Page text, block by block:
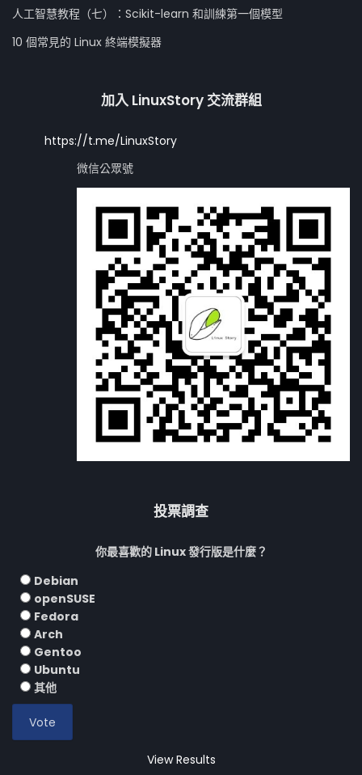
人工智慧教程（七）：Scikit-learn 和訓練第一個模型
10 個常見的 Linux 終端模擬器
加入 LinuxStory 交流群組
https://t.me/LinuxStory
微信公眾號
投票調查
你最喜歡的 Linux 發行版是什麼？
Debian
openSUSE
Fedora
Arch
Gentoo
Ubuntu
其他
View Results